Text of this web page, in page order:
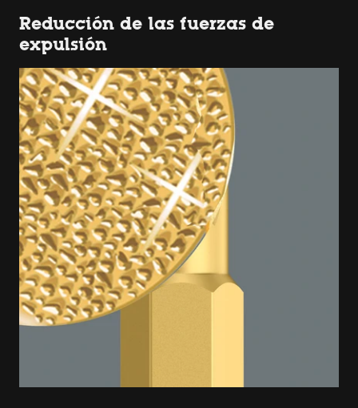
Reducción de las fuerzas de
expulsión